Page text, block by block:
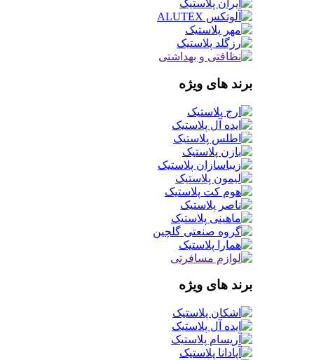
برند های ویژه
برند های ویژه